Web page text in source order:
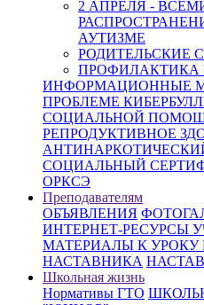
2 АПРЕЛЯ -
АУТИЗМЕ
РОДИТЕЛЬСКИЕ
ПРОФИЛАКТИКА
ИНФОРМАЦИОННЫЕ
ПРОБЛЕМЕ
СОЦИАЛЬНОЙ
РЕПРОДУКТИВНОЕ
СОЦИАЛЬНЫЙ
ОРКСЭ
Преподавателям
ОБЪЯВЛЕНИЯ
ИНТЕРНЕТ-РЕСУРСЫ
МАТЕРИАЛЫ К УРОКУ
НАСТАВНИКА
Школьная жизнь
Нормативы ГТО